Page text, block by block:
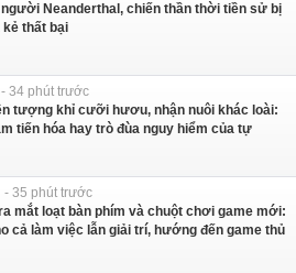
Neanderthal, chiến thần thời tiền sử bị
kẻ thất bại
34 phút trước
tượng khỉ cưỡi hươu, nhận nuôi khác loài:
tiến hóa hay trò đùa nguy hiểm của tự
35 phút trước
mắt loạt bàn phím và chuột chơi game mới:
cả làm việc lẫn giải trí, hướng đến game thủ